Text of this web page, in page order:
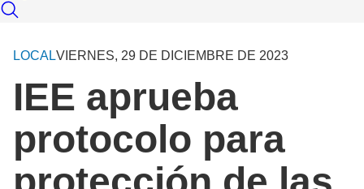
LOCALVIERNES, 29 DE DICIEMBRE DE 2023
IEE aprueba
protocolo para